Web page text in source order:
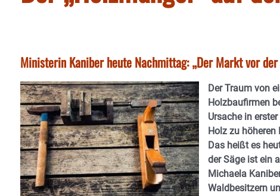
Ministerin Kaniber heute Nachmittag: „Der Markt vor
Der Traum von
Holzbaufirmen
Ursache in
Holz zu höheren
Das heißt es
der Säge ist ein
Michaela
Waldbesitzern